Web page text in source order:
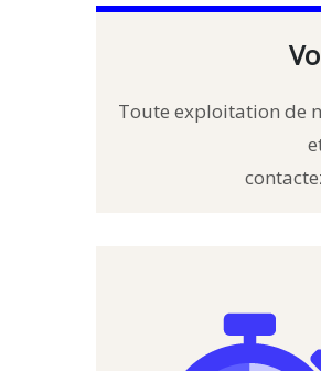
Toute exploitation de